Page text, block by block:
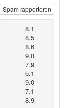
8.1
8.5
8.6
9.0
7.9
6.1
9.0
7.1
8.9
Spam rapporteren